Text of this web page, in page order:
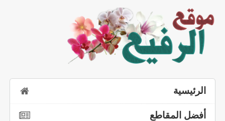
الرئيسية
أفضل المقاطع